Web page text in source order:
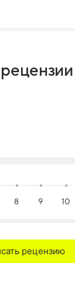
рецензию